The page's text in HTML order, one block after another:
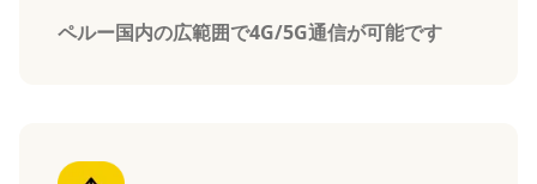
ペルー国内の広範囲で4G/5G通信が可能です